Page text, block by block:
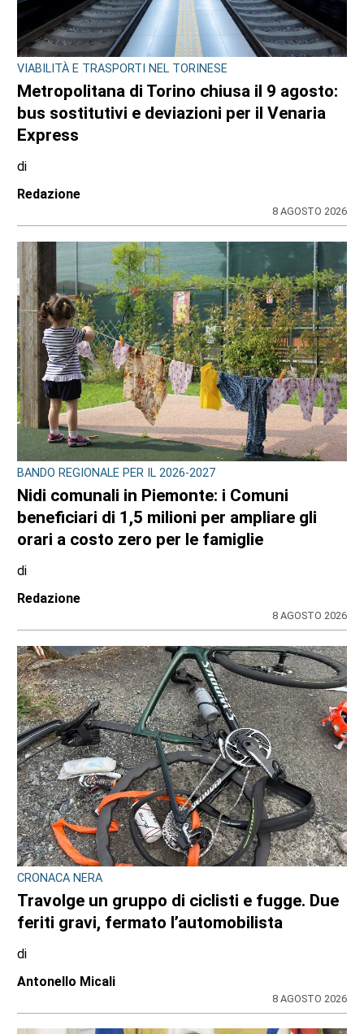
VIABILITÀ E TRASPORTI NEL TORINESE
Metropolitana di Torino chiusa il 9 agosto:
bus sostitutivi e deviazioni per il Venaria
Express
di
Redazione
8 AGOSTO 2026
BANDO REGIONALE PER IL 2026-2027
Nidi comunali in Piemonte: i Comuni
beneficiari di 1,5 milioni per ampliare gli
orari a costo zero per le famiglie
di
Redazione
8 AGOSTO 2026
CRONACA NERA
Travolge un gruppo di ciclisti e fugge. Due
feriti gravi, fermato l’automobilista
di
Antonello Micali
8 AGOSTO 2026